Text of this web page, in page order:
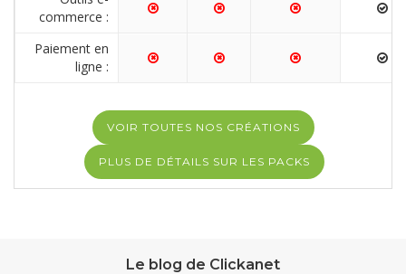
commerce :
Paiement en
ligne :
VOIR TOUTES NOS CRÉATIONS
PLUS DE DÉTAILS SUR LES PACKS
Le blog de Clickanet